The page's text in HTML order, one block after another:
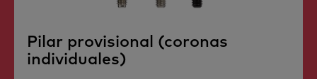
Pilar provisional (coronas
individuales)​